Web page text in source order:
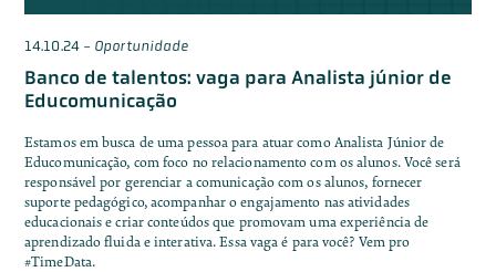
14.10.24- Oportunidade
Banco de talentos: vaga para Analista júnior de
Educomunicação
Estamos em busca de uma pessoa para atuar como Analista Júnior de
Educomunicação, com foco no relacionamento com os alunos. Você será
responsável por gerenciar a comunicação com os alunos, fornecer
suporte pedagógico, acompanhar o engajamento nas atividades
educacionais e criar conteúdos que promovam uma experiência de
aprendizado fluida e interativa. Essa vaga é para você? Vem pro
#TimeData.